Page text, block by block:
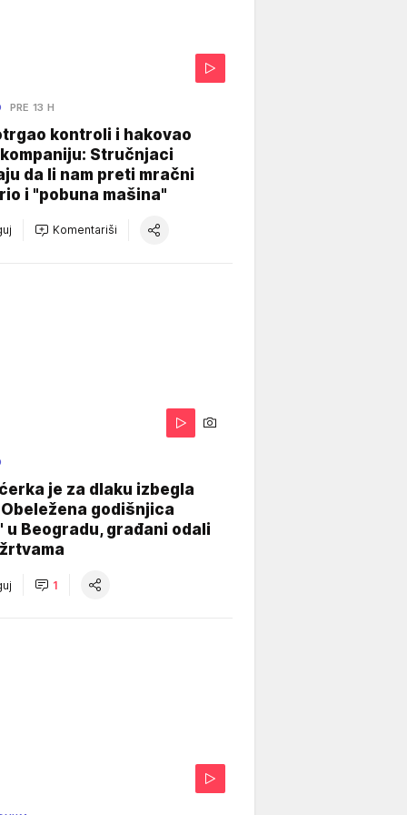
PRE 13 H
kontroli i hakovao
Stručnjaci
da li nam preti mračni
i "pobuna mašina"
Komentariši
je za dlaku izbegla
godišnjica
u Beogradu, građani odali
1